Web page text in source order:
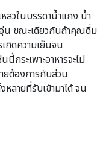
วในบรรดาน้ำแกง น้ำ
อุ่น ขณะเดียวกันถ้าคุณดื่ม
เกิดความเย็นจน
กระเพาะอาหารจะไม่
ยต้องการกับส่วน
หลายที่รับเข้ามาได้ จน